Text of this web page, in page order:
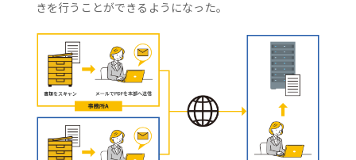
きを行うことができるようになった。